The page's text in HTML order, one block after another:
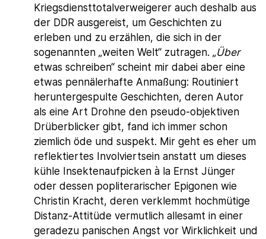
Kriegsdiensttotalverweigerer auch deshalb aus
der DDR ausgereist, um Geschichten zu
erleben und zu erzählen, die sich in der
sogenannten „weiten Welt“ zutragen. „Über
etwas schreiben“ scheint mir dabei aber eine
etwas pennälerhafte Anmaßung: Routiniert
heruntergespulte Geschichten, deren Autor
als eine Art Drohne den pseudo-objektiven
Drüberblicker gibt, fand ich immer schon
ziemlich öde und suspekt. Mir geht es eher um
reflektiertes Involviertsein anstatt um dieses
kühle Insektenaufpicken à la Ernst Jünger
oder dessen popliterarischer Epigonen wie
Christin Kracht, deren verklemmt hochmütige
Distanz-Attitüde vermutlich allesamt in einer
geradezu panischen Angst vor Wirklichkeit und